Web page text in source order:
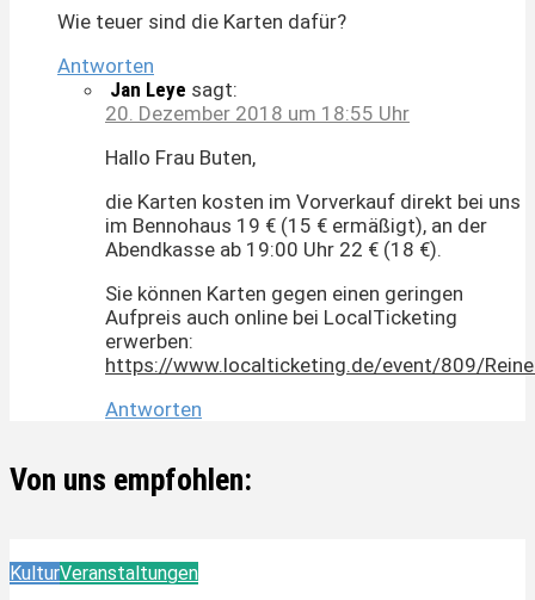
Wie teuer sind die Karten dafür?
Antworten
Jan Leye sagt:
20. Dezember 2018 um 18:55 Uhr
Hallo Frau Buten,
die Karten kosten im Vorverkauf direkt bei uns
im Bennohaus 19 € (15 € ermäßigt), an der
Abendkasse ab 19:00 Uhr 22 € (18 €).
Sie können Karten gegen einen geringen
Aufpreis auch online bei LocalTicketing
erwerben:
https://www.localticketing.de/event/809/
Antworten
Von uns empfohlen:
KulturVeranstaltungen